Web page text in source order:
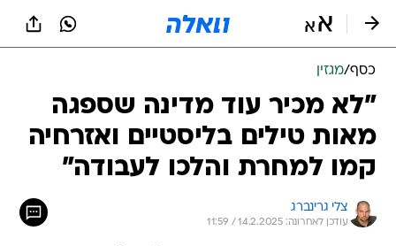
כסף/מגזין
"לא מכיר עוד מדינה שספגה
מאות טילים בליסטיים ואזרחיה
קמו למחרת והלכו לעבודה"
צלי גרינברג
עודכן לאחרונה: 14.2.2025 / 11:59